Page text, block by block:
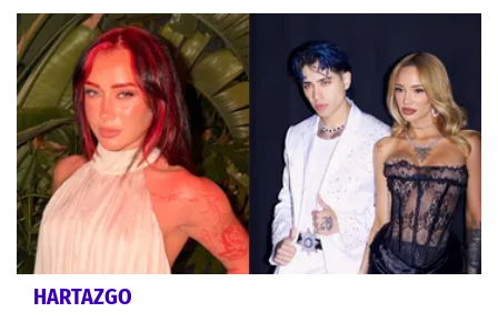
HARTAZGO